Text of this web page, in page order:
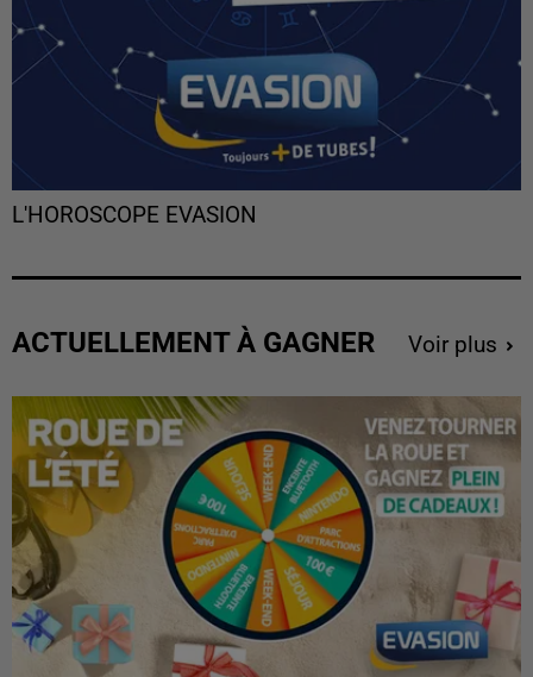
L'HOROSCOPE EVASION
ACTUELLEMENT À GAGNER Voir plus